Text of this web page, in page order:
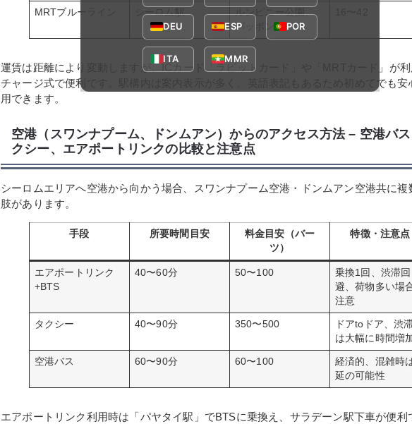
MRTブルーライン シーロム駅
ルンピニー公園、
パッポン
運賃は距離により変動しますが、ICカード「ラビットカード」や「MRTカード」が利
チャージ式で便利です。駅構内は案内表示が多く、英語表記もあるため初めてでも安
用できます。
空港（スワンナプーム、ドンムアン）からのアクセス方法 – 空港バ
クシー、エアポートリンクの比較と注意点
シーロムエリアへ空港から向かう場合、スワンナプーム空港・ドンムアン空港共に複
肢があります。
手段 所要時間目安
料金目安（バー
ツ）
特徴・注意点
エアポートリンク
+BTS
40〜60分 50〜100
乗換1回、渋滞回
避、荷物多い場
注意
タクシー 40〜90分 350〜500
ドアtoドア、渋
は大幅に時間増
空港バス 60〜90分 60〜100
経済的、混雑時
延の可能性
エアポートリンク利用時は「パヤタイ駅」でBTSに乗換え、サラデーン駅下車が便利
DEU ESP POR
ITA MMR